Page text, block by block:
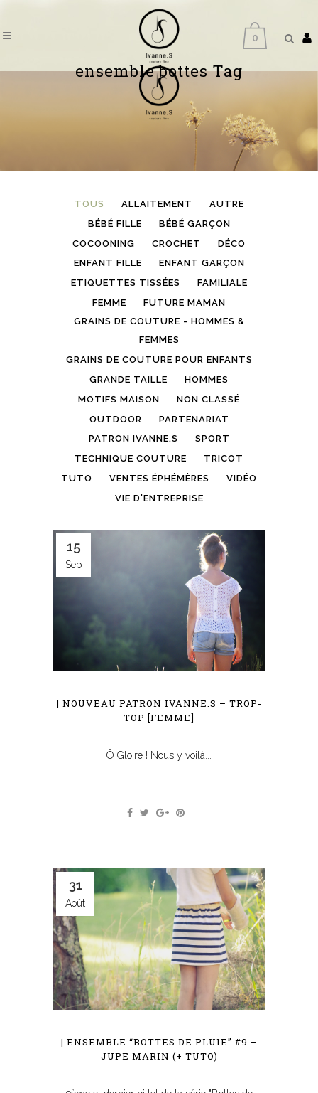
0
ensemble bottes Tag
TOUS ALLAITEMENT
AUTRE
BÉBÉ FILLE
BÉBÉ GARÇON
COCOONING
CROCHET
DÉCO
ENFANT FILLE
ENFANT GARÇON
ETIQUETTES TISSÉES
FAMILIALE
FEMME
FUTURE MAMAN
GRAINS DE COUTURE - HOMMES &
FEMMES
GRAINS DE COUTURE POUR ENFANTS
GRANDE TAILLE
HOMMES
MOTIFS MAISON
NON CLASSÉ
OUTDOOR
PARTENARIAT
PATRON IVANNE.S
SPORT
TECHNIQUE COUTURE
TRICOT
TUTO
VENTES ÉPHÉMÈRES
VIDÉO
VIE D'ENTREPRISE
15
Sep
| NOUVEAU PATRON IVANNE.S – TROP-
TOP [FEMME]
Ô Gloire ! Nous y voilà...
31
Août
| ENSEMBLE “BOTTES DE PLUIE” #9 –
JUPE MARIN (+ TUTO)